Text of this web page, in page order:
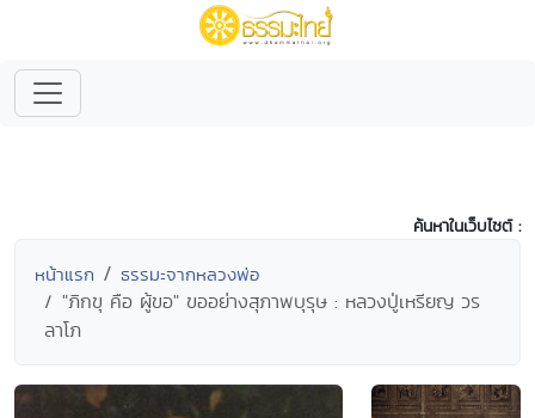
ค้นหาในเว็บไซต์ :
หน้าแรก ธรรมะจากหลวงพ่อ
"ภิกขุ คือ ผู้ขอ" ขออย่างสุภาพบุรุษ : หลวงปู่เหรียญ วร
ลาโภ